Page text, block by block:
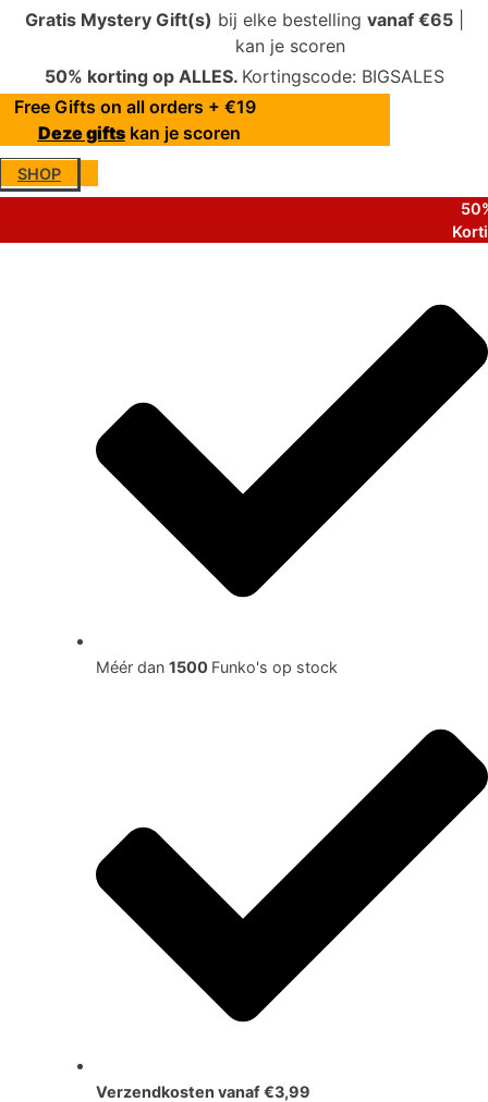
Gratis Mystery Gift(s) bij elke bestelling vanaf €65|
kan je scoren
50% korting op ALLES. Kortingscode: BIGSALES
Free Gifts on all orders + €19
Deze giftskan je scoren
SHOP
Méér dan 1500 Funko's op stock
Verzendkosten vanaf €3,99